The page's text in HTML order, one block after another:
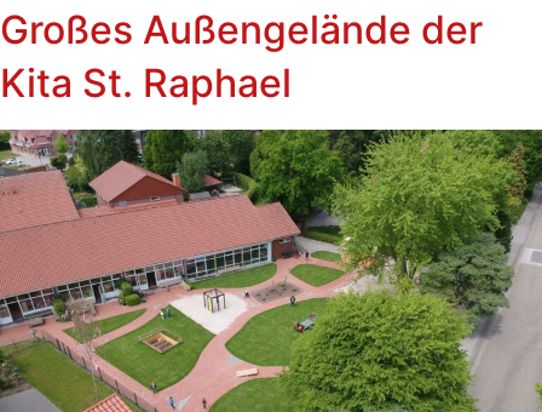
Großes Außengelände der
Kita St. Raphael